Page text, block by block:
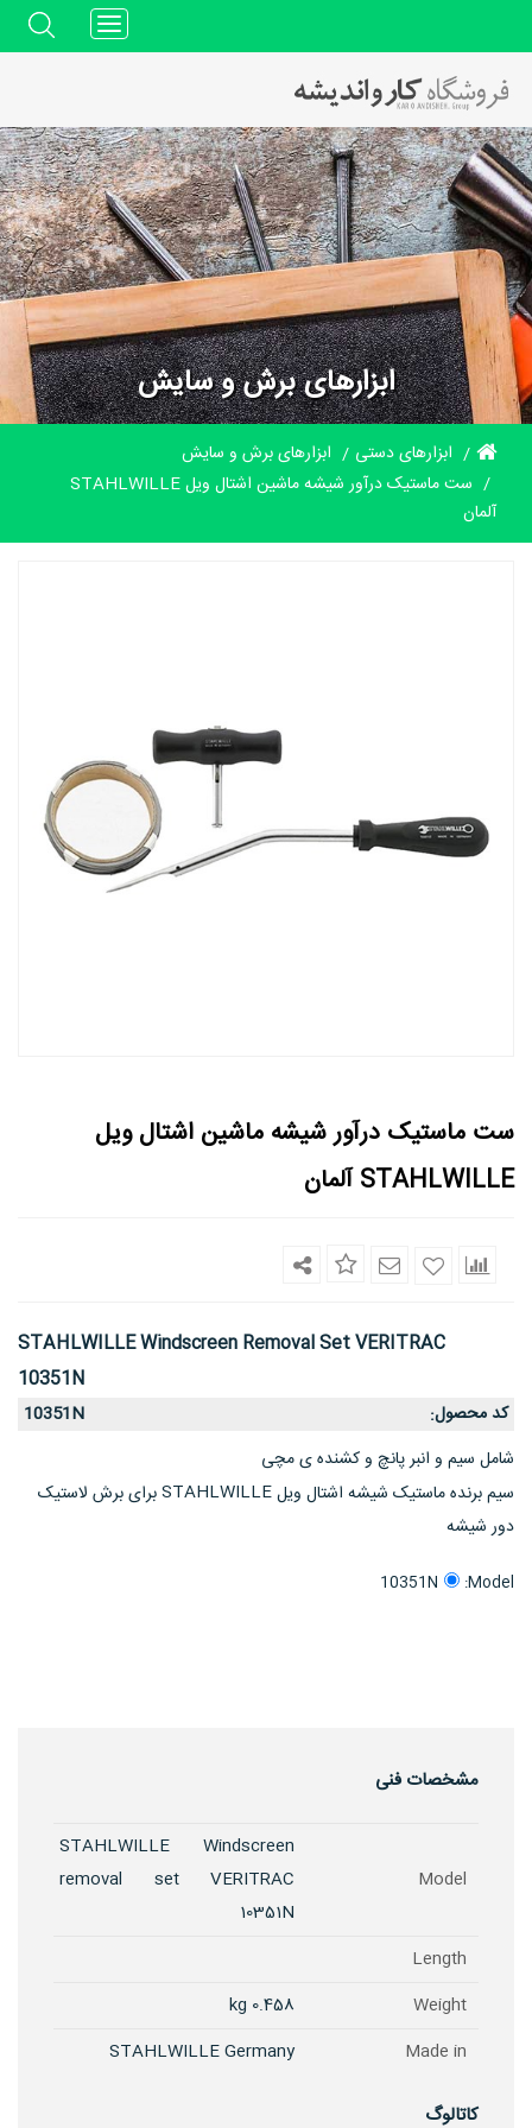
Toggle
navigation
ابزارهای برش و سایش
ابزارهای دستی
ابزارهای برش و سایش
ست ماستیک درآور شیشه ماشین اشتال ویل STAHLWILLE
آلمان
ست ماستیک درآور شیشه ماشین اشتال ویل
STAHLWILLE آلمان
STAHLWILLE Windscreen Removal Set VERITRAC
10351N
کد محصول:
10351N
شامل سیم و انبر پانچ و کشنده ی مچی
سیم برنده ماستیک شیشه اشتال ویل
برای برش لاستیک
دور شیشه
Model:
10351N
مشخصات فنی
Model
STAHLWILLE Windscreen
removal set VERITRAC
10351N
Length
Weight
0.458 kg
Made in
STAHLWILLE Germany
کاتالوگ